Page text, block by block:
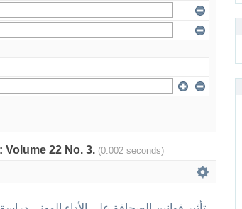
22 No. 3. (0.002 seconds)